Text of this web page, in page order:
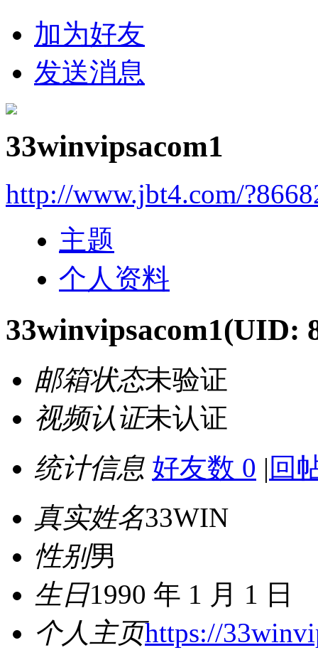
加为好友
发送消息
33winvipsacom1
http://www.jbt4.com/
主题
个人资料
33winvipsacom1(UID:
邮箱状态未验证
视频认证未认证
统计信息 好友数 0 | 回
真实姓名33WIN
性别男
生日1990 年 1 月 1 日
个人主页https://